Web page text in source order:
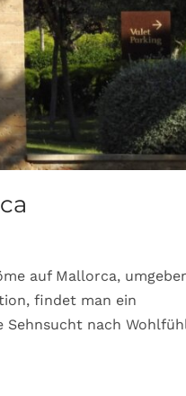
auf Mallorca,
findet man ein
Sehnsucht nach